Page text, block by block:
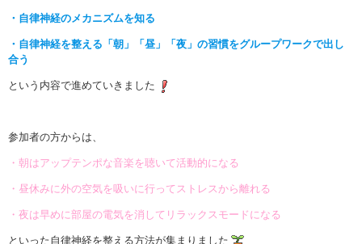
・自律神経のメカニズムを知る
・自律神経を整える「朝」「昼」「夜」の習慣をグループワークで出し
合う
という内容で進めていきました
参加者の方からは、
・朝はアップテンポな音楽を聴いて活動的になる
・昼休みに外の空気を吸いに行ってストレスから離れる
・夜は早めに部屋の電気を消してリラックスモードになる
といった自律神経を整える方法が集まりました